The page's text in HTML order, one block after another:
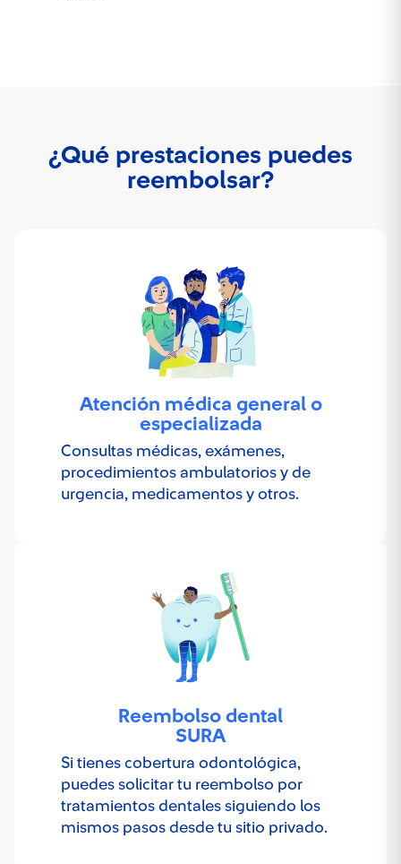
¿Qué prestaciones puedes
reembolsar?
Atención médica general o
especializada
Consultas médicas, exámenes,
procedimientos ambulatorios y de
urgencia, medicamentos y otros.
Reembolso dental
SURA
Si tienes cobertura odontológica,
puedes solicitar tu reembolso por
tratamientos dentales siguiendo los
mismos pasos desde tu sitio privado.